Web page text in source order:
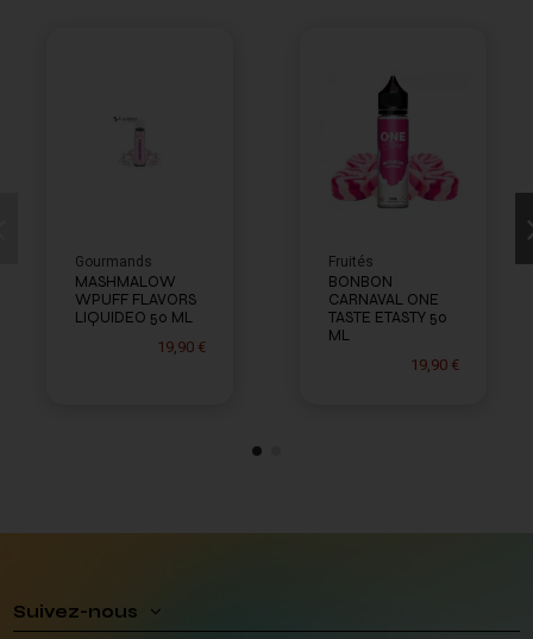
Gourmands
MASHMALOW
WPUFF FLAVORS
LIQUIDEO 50 ML
19,90 €
Fruités
BONBON
CARNAVAL ONE
TASTE ETASTY 50
ML
19,90 €
Suivez-nous